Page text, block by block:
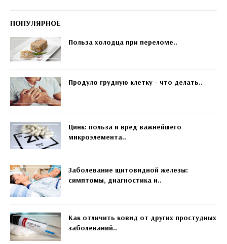
ПОПУЛЯРНОЕ
Польза холодца при переломе..
Продуло грудную клетку - что делать..
Цинк: польза и вред важнейшего
микроэлемента..
Заболевание щитовидной железы:
симптомы, диагностика и..
Как отличить ковид от других простудных
заболеваний..